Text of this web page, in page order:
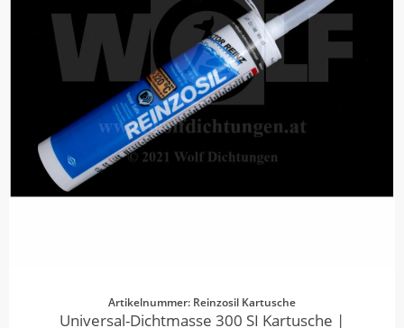
Artikelnummer: Reinzosil Kartusche
Universal-Dichtmasse 300 SI Kartusche |